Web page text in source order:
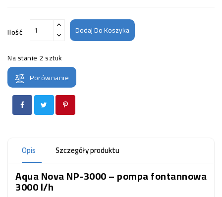
Ilość Dodaj Do Koszyka
Na stanie 2 sztuk
Porównanie
Opis Szczegóły produktu
Aqua Nova NP-3000 – pompa fontannowa
3000 l/h